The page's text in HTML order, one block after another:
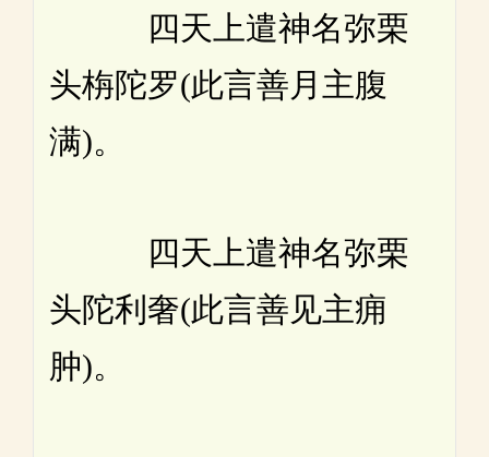
四天上遣神名弥栗
头栴陀罗(此言善月主腹
满)。
四天上遣神名弥栗
头陀利奢(此言善见主痈
肿)。